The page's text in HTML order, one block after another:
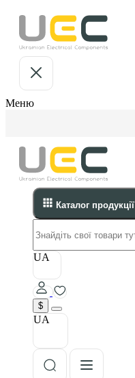
Меню
Каталог продукції
UA
$
UA